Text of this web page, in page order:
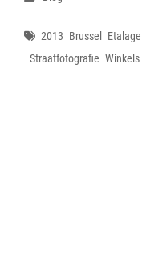
Tags
2013 Brussel Etalage
Straatfotografie Winkels